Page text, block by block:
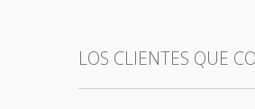
LOS CLIENTES QUE